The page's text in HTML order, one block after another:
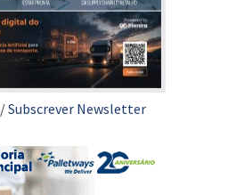
/Subscrever Newsletter